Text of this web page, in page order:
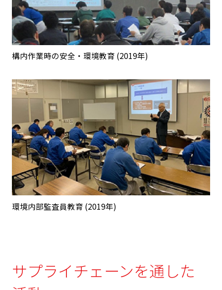
構内作業時の安全・環境教育 (2019年)
環境内部監査員教育 (2019年)
サプライチェーンを通した